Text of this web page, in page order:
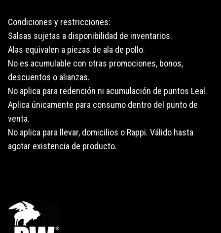
Condiciones y restricciones:
Salsas sujetas a disponibilidad de inventarios.
Alas equivalen a piezas de ala de pollo.
No es acumulable con otras promociones, bonos,
descuentos o alianzas.
No aplica para redención ni acumulación de puntos Leal.
Aplica únicamente para consumo dentro del punto de
venta.
No aplica para llevar, domicilios o Rappi. Válido hasta
agotar existencia de producto.